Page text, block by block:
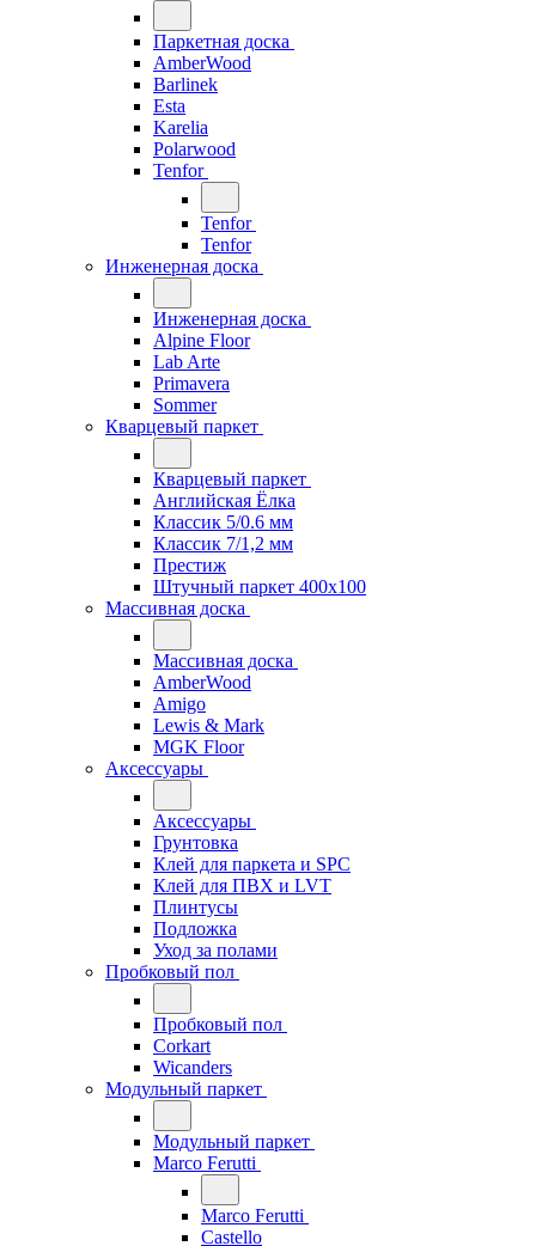
Паркетная доска
AmberWood
Barlinek
Esta
Karelia
Polarwood
Tenfor
Tenfor
Tenfor
Инженерная доска
Инженерная доска
Alpine Floor
Lab Arte
Primavera
Sommer
Кварцевый паркет
Кварцевый паркет
Английская Ёлка
Классик 5/0.6 мм
Классик 7/1,2 мм
Престиж
Штучный паркет 400x100
Массивная доска
Массивная доска
AmberWood
Amigo
Lewis & Mark
MGK Floor
Аксессуары
Аксессуары
Грунтовка
Клей для паркета и SPC
Клей для ПВХ и LVT
Плинтусы
Подложка
Уход за полами
Пробковый пол
Пробковый пол
Corkart
Wicanders
Модульный паркет
Модульный паркет
Marco Ferutti
Marco Ferutti
Castello